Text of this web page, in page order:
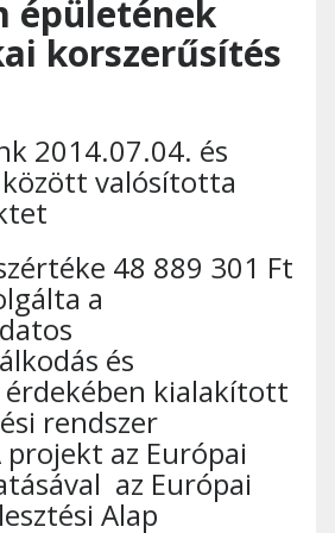
épületének
korszerűsítés
2014.07.04. és
valósította
48 889 301 Ft
a
és
érdekében kialakított
rendszer
az Európai
az Európai
Alap